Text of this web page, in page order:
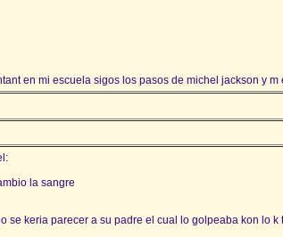
en mi escuela sigos los pasos de michel jackson y
la sangre
se keria parecer a su padre el cual lo golpeaba kon lo k